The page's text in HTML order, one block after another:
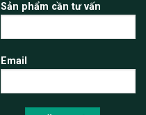
Sản phẩm cần tư vấn
Email